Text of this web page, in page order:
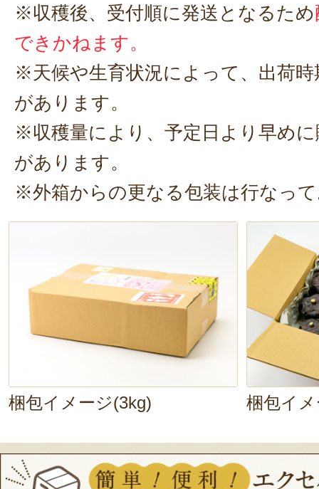
よ。おつまみにすると、お酒がぐ
すね。
※収穫後、受付順に発送となるため
できかねます。
※天候や生育状況によって、出荷
があります。
※収穫量により、予定日より早め
があります。
※外箱からの更なる包装は行なっ
梱包イメージ(3kg) 梱包イ